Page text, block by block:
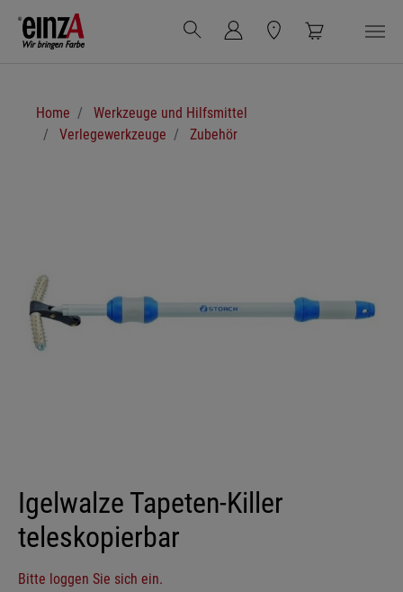
Zum Hauptinhalt springen
Home
Werkzeuge und Hilfsmittel
Verlegewerkzeuge
Zubehör
Igelwalze Tapeten-Killer
teleskopierbar
Bitte loggen Sie sich ein.